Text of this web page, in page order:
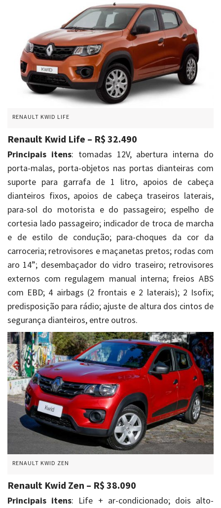
RENAULT KWID LIFE
Renault Kwid Life – R$ 32.490
Principais itens: tomadas 12V, abertura interna do
porta-malas, porta-objetos nas portas dianteiras com
suporte para garrafa de 1 litro, apoios de cabeça
dianteiros fixos, apoios de cabeça traseiros laterais,
para-sol do motorista e do passageiro; espelho de
cortesia lado passageiro; indicador de troca de marcha
e de estilo de condução; para-choques da cor da
carroceria; retrovisores e maçanetas pretos; rodas com
aro 14”; desembaçador do vidro traseiro; retrovisores
externos com regulagem manual interna; freios ABS
com EBD; 4 airbags (2 frontais e 2 laterais); 2 Isofix;
predisposição para rádio; ajuste de altura dos cintos de
segurança dianteiros, entre outros.
RENAULT KWID ZEN
Renault Kwid Zen – R$ 38.090
Principais itens: Life + ar-condicionado; dois alto-